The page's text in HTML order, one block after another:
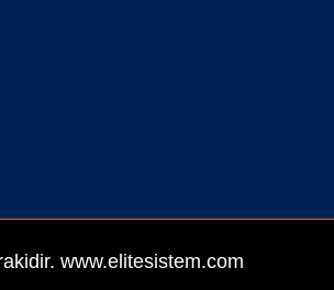
www.elitesistem.com